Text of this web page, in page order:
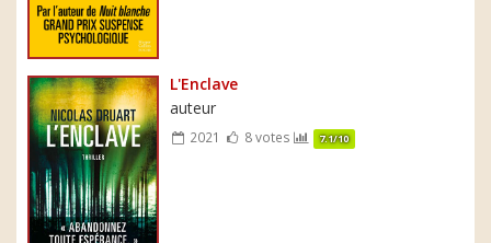
L'Enclave
auteur
2021 8 votes 7.1/10